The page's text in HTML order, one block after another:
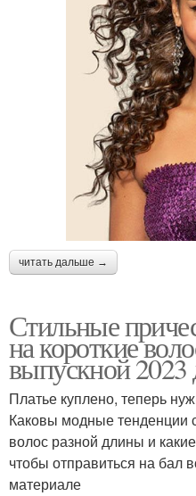
читать дальше →
Стильные
на короткие
выпускной 2023
Платье куплено, теперь
Каковы модные тенденции
волос разной длины и
чтобы отправиться на бал
материале